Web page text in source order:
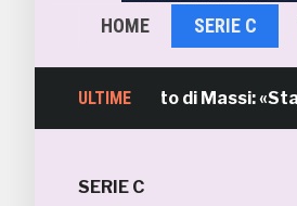
HOME SERIE C
ULTIME
l’intervento di Massi: «State
SERIE C